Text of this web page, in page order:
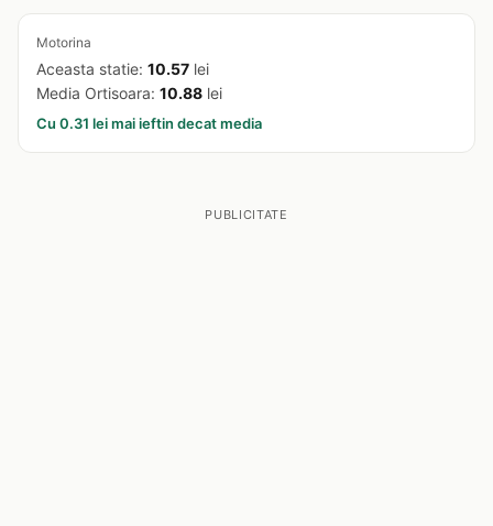
Motorina
Aceasta statie: 10.57 lei
Media Ortisoara: 10.88 lei
Cu 0.31 lei mai ieftin decat media
PUBLICITATE